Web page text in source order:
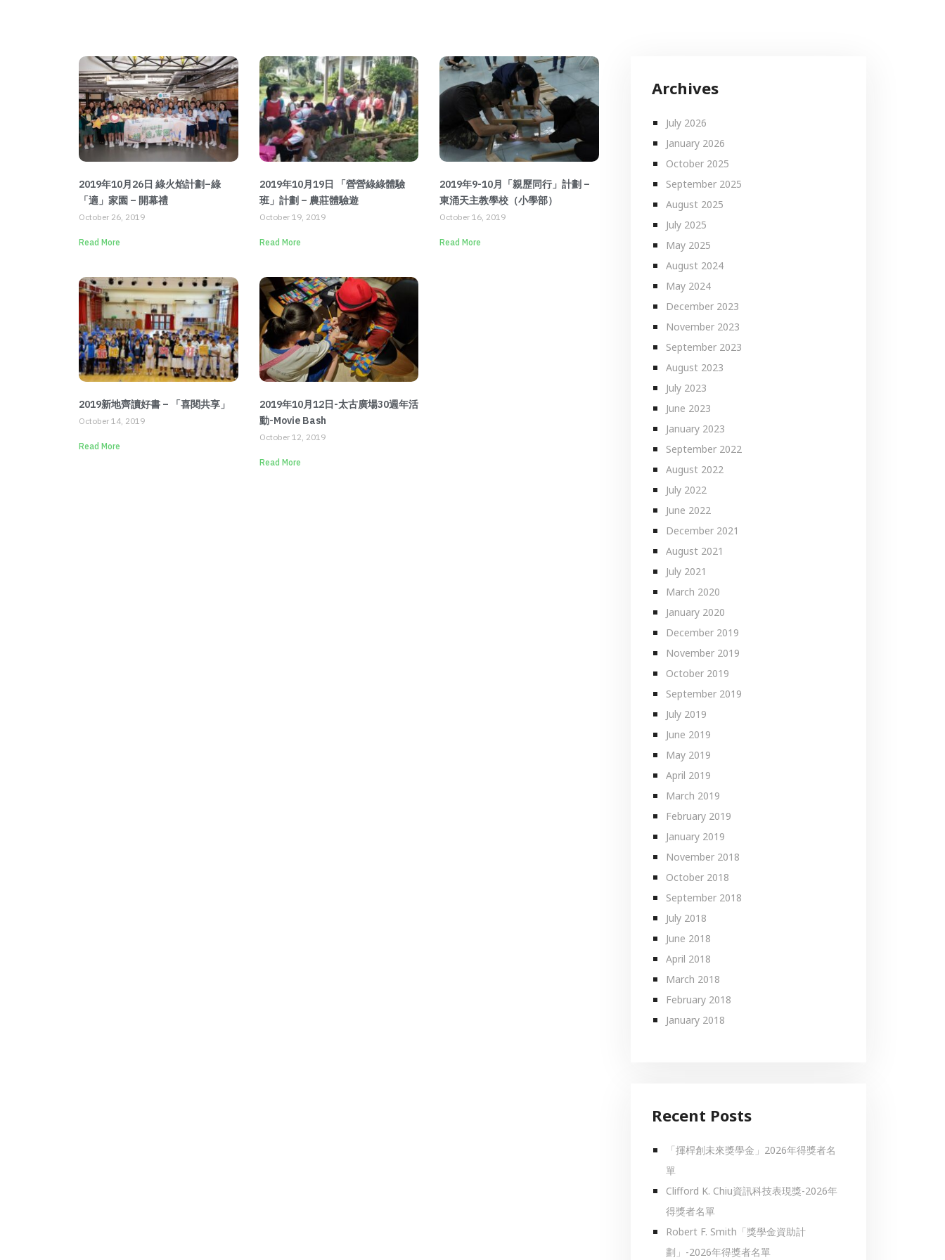
2019年10月26日 綠火焰計劃–綠
「適」家園 – 開幕禮
October 26, 2019
Read More
2019年10月19日 「營營綠綠體驗
班」計劃 – 農莊體驗遊
October 19, 2019
Read More
2019年9-10月「親歷同行」計劃 –
東涌天主教學校（小學部）
October 16, 2019
Read More
2019新地齊讀好書 – 「喜閱共享」
October 14, 2019
Read More
2019年10月12日-太古廣場30週年活
動-Movie Bash
October 12, 2019
Read More
Archives
July 2026
January 2026
October 2025
September 2025
August 2025
July 2025
May 2025
August 2024
May 2024
December 2023
November 2023
September 2023
August 2023
July 2023
June 2023
January 2023
September 2022
August 2022
July 2022
June 2022
December 2021
August 2021
July 2021
March 2020
January 2020
December 2019
November 2019
October 2019
September 2019
July 2019
June 2019
May 2019
April 2019
March 2019
February 2019
January 2019
November 2018
October 2018
September 2018
July 2018
June 2018
April 2018
March 2018
February 2018
January 2018
Recent Posts
「揮桿創未來獎學金」2026年得獎者名
單
Clifford K. Chiu資訊科技表現獎-2026年
得獎者名單
Robert F. Smith「獎學金資助計
劃」-2026年得獎者名單